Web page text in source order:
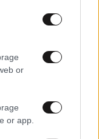
or
or app.
μανίκι.μπε μπε